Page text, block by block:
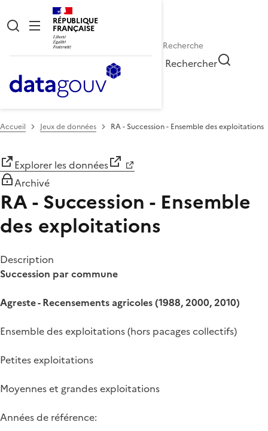
RÉPUBLIQUE
FRANÇAISE
Rechercher
Accueil Jeux de données RA - Succession - Ensemble des exploitations
Explorer les données
Archivé
RA - Succession - Ensemble
des exploitations
Description
Succession par commune
Agreste - Recensements agricoles (1988, 2000, 2010)
Ensemble des exploitations (hors pacages collectifs)
Petites exploitations
Moyennes et grandes exploitations
Années de référence: